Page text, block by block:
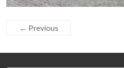
← Previous